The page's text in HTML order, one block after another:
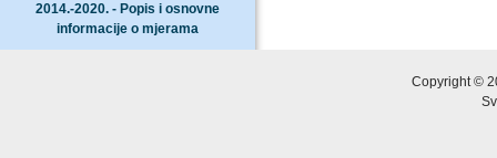
2014.-2020. - Popis i osnovne
informacije o mjerama
Copyright ©